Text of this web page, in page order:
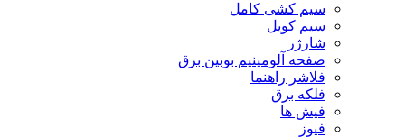
سیم کشی کامل
سیم کویل
شارژر
صفحه آلومینیم بوبین برق
فلاشر راهنما
فلکه برق
فیش ها
فیوز